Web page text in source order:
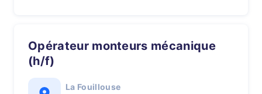
Opérateur monteurs mécanique
(h/f)
La Fouillouse